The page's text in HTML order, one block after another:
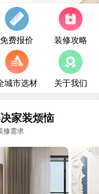
免费报价 装修攻略
城市选材 关于我们
家装烦恼
修需求